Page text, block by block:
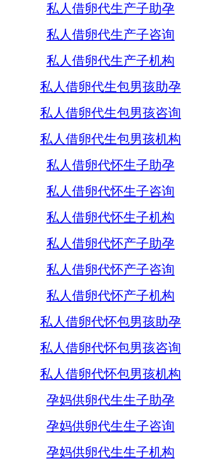
私人借卵代生产子助孕
私人借卵代生产子咨询
私人借卵代生产子机构
私人借卵代生包男孩助孕
私人借卵代生包男孩咨询
私人借卵代生包男孩机构
私人借卵代怀生子助孕
私人借卵代怀生子咨询
私人借卵代怀生子机构
私人借卵代怀产子助孕
私人借卵代怀产子咨询
私人借卵代怀产子机构
私人借卵代怀包男孩助孕
私人借卵代怀包男孩咨询
私人借卵代怀包男孩机构
孕妈供卵代生生子助孕
孕妈供卵代生生子咨询
孕妈供卵代生生子机构